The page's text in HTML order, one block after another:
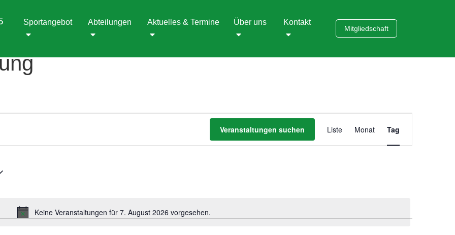
Sportangebot Abteilungen Aktuelles & Termine Über uns Kontakt
Mitgliedschaft
Hinweis
Keine Veranstaltungen für 7. August 2026 vorgesehen.
Veranstaltungen suchen
Ansichten-
Liste Monat Tag